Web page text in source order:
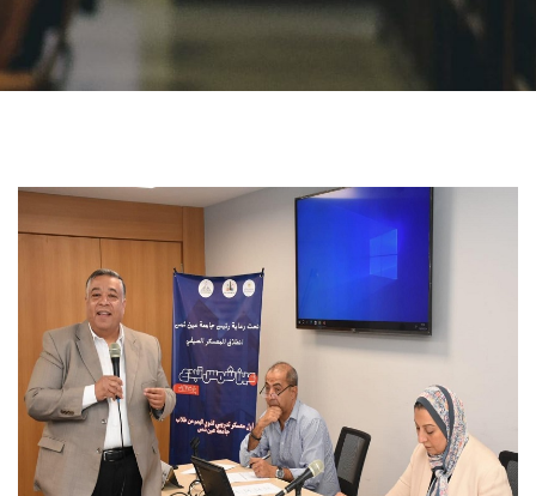
الإعلام
الطلاب
هيئة التدريس
الدراسات العليا
الخريجين
الموظفون